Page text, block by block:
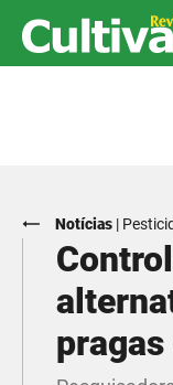
Notícias |